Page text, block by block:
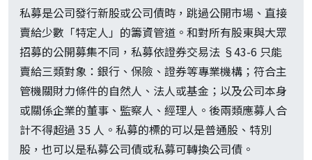
私募是公司發行新股或公司債時，跳過公開市場、直接
賣給少數「特定人」的籌資管道。和對所有股東與大眾
招募的公開募集不同，私募依證券交易法 §43-6 只能
賣給三類對象：銀行、保險、證券等專業機構；符合主
管機關財力條件的自然人、法人或基金；以及公司本身
或關係企業的董事、監察人、經理人。後兩類應募人合
計不得超過 35 人。私募的標的可以是普通股、特別
股，也可以是私募公司債或私募可轉換公司債。